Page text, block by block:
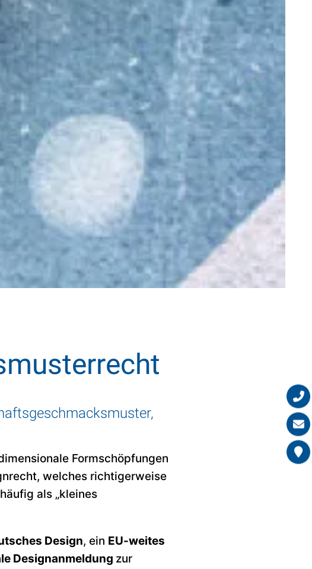
Formschöpfungen
welches richtigerweise
als „kleines
Design, ein EU-weites
Designanmeldung zur